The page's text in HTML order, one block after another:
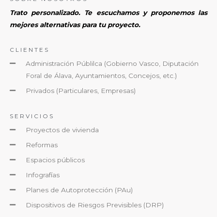
Trato personalizado. Te escuchamos y proponemos las
mejores alternativas para tu proyecto.
CLIENTES
Administración Públilca (Gobierno Vasco, Diputación
Foral de Álava, Ayuntamientos, Concejos, etc.)
Privados (Particulares, Empresas)
SERVICIOS
Proyectos de vivienda
Reformas
Espacios públicos
Infografías
Planes de Autoprotección (PAu)
Dispositivos de Riesgos Previsibles (DRP)